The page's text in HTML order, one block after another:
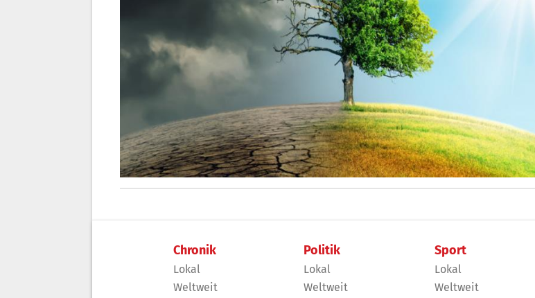
Chronik
Lokal
Weltweit
Politik
Lokal
Weltweit
Sport
Lokal
Weltweit